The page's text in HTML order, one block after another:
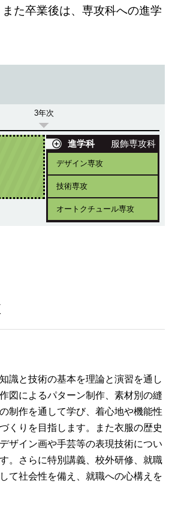
た卒業後は、専攻科への進学
3年次
進学科 服飾専攻科
デザイン専攻
技術専攻
オートクチュール専攻
識と技術の基本を理論と演習を通し
図によるパターン制作、素材別の縫
制作を通して学び、着心地や機能性
くりを目指します。また衣服の歴史
ザイン画や手芸等の表現技術につい
。さらに特別講義、校外研修、就職
て社会性を備え、就職への心構えを